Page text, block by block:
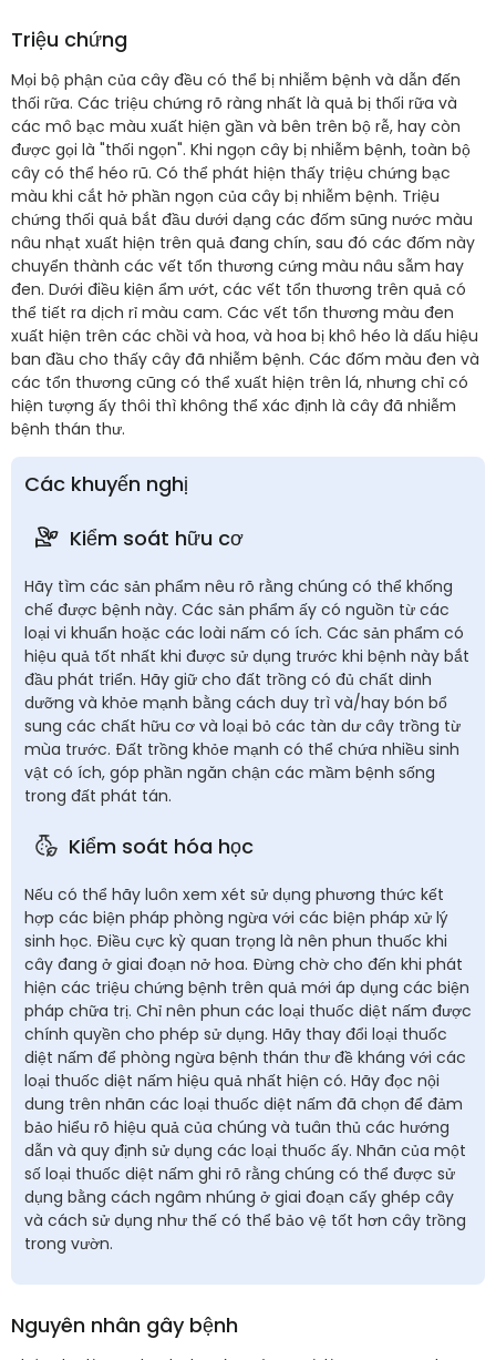
Triệu chứng
Mọi bộ phận của cây đều có thể bị nhiễm bệnh và dẫn đến
thối rữa. Các triệu chứng rõ ràng nhất là quả bị thối rữa và
các mô bạc màu xuất hiện gần và bên trên bộ rễ, hay còn
được gọi là "thối ngọn". Khi ngọn cây bị nhiễm bệnh, toàn bộ
cây có thể héo rũ. Có thể phát hiện thấy triệu chứng bạc
màu khi cắt hở phần ngọn của cây bị nhiễm bệnh. Triệu
chứng thối quả bắt đầu dưới dạng các đốm sũng nước màu
nâu nhạt xuất hiện trên quả đang chín, sau đó các đốm này
chuyển thành các vết tổn thương cứng màu nâu sẫm hay
đen. Dưới điều kiện ẩm ướt, các vết tổn thương trên quả có
thể tiết ra dịch rỉ màu cam. Các vết tổn thương màu đen
xuất hiện trên các chồi và hoa, và hoa bị khô héo là dấu hiệu
ban đầu cho thấy cây đã nhiễm bệnh. Các đốm màu đen và
các tổn thương cũng có thể xuất hiện trên lá, nhưng chỉ có
hiện tượng ấy thôi thì không thể xác định là cây đã nhiễm
bệnh thán thư.
Các khuyến nghị
Kiểm soát hữu cơ
Hãy tìm các sản phẩm nêu rõ rằng chúng có thể khống
chế được bệnh này. Các sản phẩm ấy có nguồn từ các
loại vi khuẩn hoặc các loài nấm có ích. Các sản phẩm có
hiệu quả tốt nhất khi được sử dụng trước khi bệnh này bắt
đầu phát triển. Hãy giữ cho đất trồng có đủ chất dinh
dưỡng và khỏe mạnh bằng cách duy trì và/hay bón bổ
sung các chất hữu cơ và loại bỏ các tàn dư cây trồng từ
mùa trước. Đất trồng khỏe mạnh có thể chứa nhiều sinh
vật có ích, góp phần ngăn chận các mầm bệnh sống
trong đất phát tán.
Kiểm soát hóa học
Nếu có thể hãy luôn xem xét sử dụng phương thức kết
hợp các biện pháp phòng ngừa với các biện pháp xử lý
sinh học. Điều cực kỳ quan trọng là nên phun thuốc khi
cây đang ở giai đoạn nở hoa. Đừng chờ cho đến khi phát
hiện các triệu chứng bệnh trên quả mới áp dụng các biện
pháp chữa trị. Chỉ nên phun các loại thuốc diệt nấm được
chính quyền cho phép sử dụng. Hãy thay đổi loại thuốc
diệt nấm để phòng ngừa bệnh thán thư đề kháng với các
loại thuốc diệt nấm hiệu quả nhất hiện có. Hãy đọc nội
dung trên nhãn các loại thuốc diệt nấm đã chọn để đảm
bảo hiểu rõ hiệu quả của chúng và tuân thủ các hướng
dẫn và quy định sử dụng các loại thuốc ấy. Nhãn của một
số loại thuốc diệt nấm ghi rõ rằng chúng có thể được sử
dụng bằng cách ngâm nhúng ở giai đoạn cấy ghép cây
và cách sử dụng như thế có thể bảo vệ tốt hơn cây trồng
trong vườn.
Nguyên nhân gây bệnh